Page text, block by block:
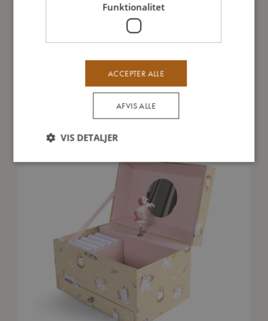
Du vil måske også kunne lide
Funktionalitet
ACCEPTER ALLE
AFVIS ALLE
VIS DETALJER